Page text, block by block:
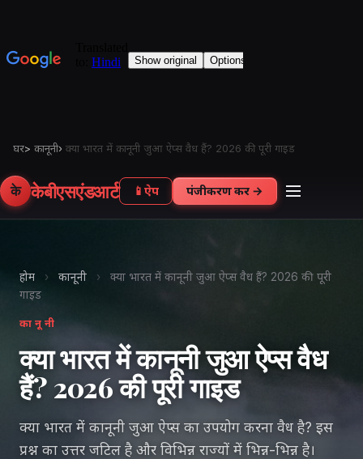
घर> कानूनी› क्या भारत में कानूनी जुआ ऐप्स वैध हैं? 2026 की पूरी गाइड
के केबीएसएंडआर्ट 📱 ऐप पंजीकरण करें →
होम › कानूनी ›
क्या भारत में कानूनी जुआ ऐप्स वैध हैं? 2026 की पूरी
गाइड
कानूनी
क्या भारत में कानूनी जुआ ऐप्स वैध
हैं? 2026 की पूरी गाइड
क्या भारत में कानूनी जुआ ऐप्स का उपयोग करना वैध है? इस
प्रश्न का उत्तर जटिल है और विभिन्न राज्यों में भिन्न-भिन्न है।